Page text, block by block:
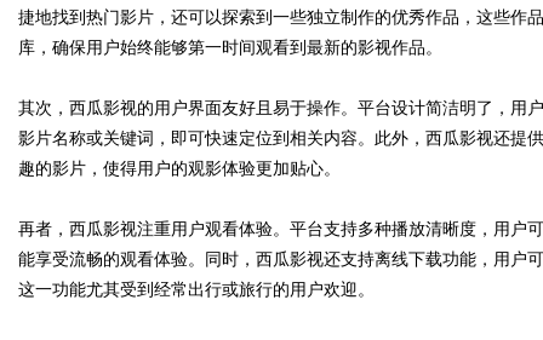
捷地找到热门影片，还可以探索到一些独立制作的优秀作品，这些作
库，确保用户始终能够第一时间观看到最新的影视作品。
其次，西瓜影视的用户界面友好且易于操作。平台设计简洁明了，用
影片名称或关键词，即可快速定位到相关内容。此外，西瓜影视还提
趣的影片，使得用户的观影体验更加贴心。
再者，西瓜影视注重用户观看体验。平台支持多种播放清晰度，用户
能享受流畅的观看体验。同时，西瓜影视还支持离线下载功能，用户
这一功能尤其受到经常出行或旅行的用户欢迎。